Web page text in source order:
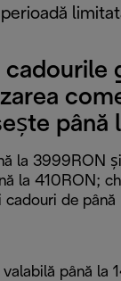
perioadă
până
la 3999RON
la 410RON;
cadouri de
până